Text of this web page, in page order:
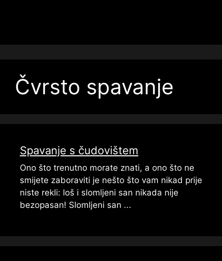
Čvrsto spavanje
Spavanje s čudovištem
Ono što trenutno morate znati, a ono što ne
smijete zaboraviti je nešto što vam nikad prije
niste rekli: loš i slomljeni san nikada nije
bezopasan! Slomljeni san ...